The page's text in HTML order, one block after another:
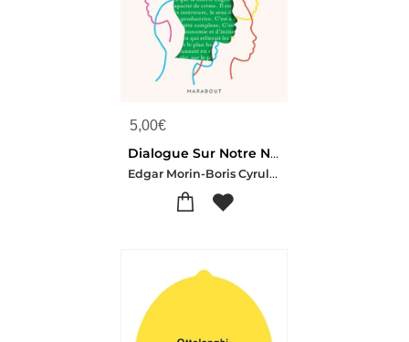
5,00€
Dialogue Sur Notre Nature Humaine
Edgar Morin-Boris Cyrulnik